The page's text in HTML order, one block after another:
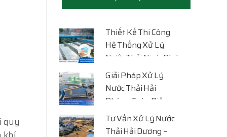
quy
Thiết Kế Thi Công
Hệ Thống Xử Lý
Nước Thải Ninh Bình
Chuyên Nghiệp –
Giải Pháp Đạt
Chuẩn, Tiết Kiệm Chi
Giải Pháp Xử Lý
Nước Thải Hải
Phòng Toàn Diện –
Thiết Kế, Thi Công
Đạt Chuẩn, Tối Ưu
Tư Vấn Xử Lý Nước
Thải Hải Dương –